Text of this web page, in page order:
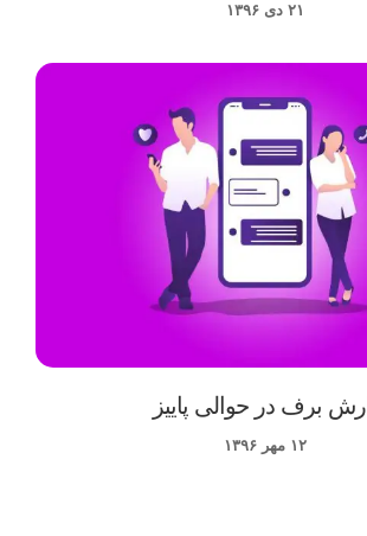
۲۱ دی ۱۳۹۶
برف در حوالی پاییز
۱۲ مهر ۱۳۹۶